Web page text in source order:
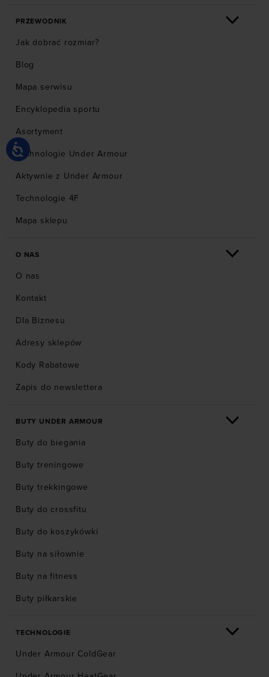
PRZEWODNIK
Jak dobrać rozmiar?
Blog
Mapa serwisu
Encyklopedia sportu
Asortyment
Technologie Under Armour
Aktywnie z Under Armour
Technologie 4F
Mapa sklepu
O NAS
O nas
Kontakt
Dla Biznesu
Adresy sklepów
Kody Rabatowe
Zapis do newslettera
BUTY UNDER ARMOUR
Buty do biegania
Buty treningowe
Buty trekkingowe
Buty do crossfitu
Buty do koszykówki
Buty na siłownie
Buty na fitness
Buty piłkarskie
TECHNOLOGIE
Under Armour ColdGear